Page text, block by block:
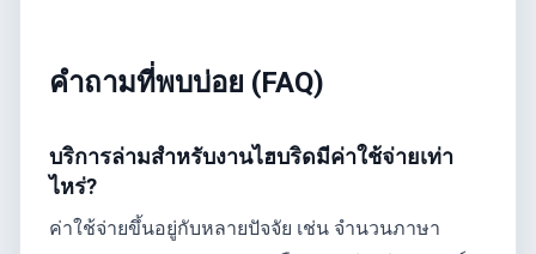
คำถามที่พบบ่อย (FAQ)
บริการล่ามสำหรับงานไฮบริดมีค่าใช้จ่ายเท่า
ไหร่?
ค่าใช้จ่ายขึ้นอยู่กับหลายปัจจัย เช่น จำนวนภาษา